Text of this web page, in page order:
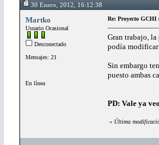
30 Enero, 2012, 16:12:38
Martko
Usuario Ocasional
Desconectado
Mensajes: 21
En línea
Re: Proyecto
Gran trabajo, la
podía modificar
Sin embargo
puesto ambas
PD: Vale ya
« Última